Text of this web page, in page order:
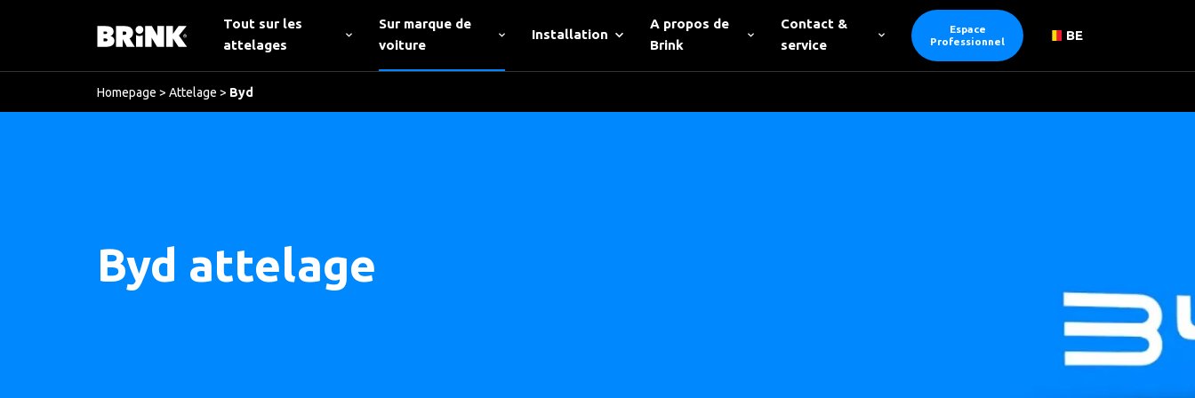
Tout sur les
attelages
Sur marque de
voiture
Installation
A propos de
Brink
Contact &
service
Espace
Professionnel
BE
Homepage > Attelage > Byd
Byd attelage